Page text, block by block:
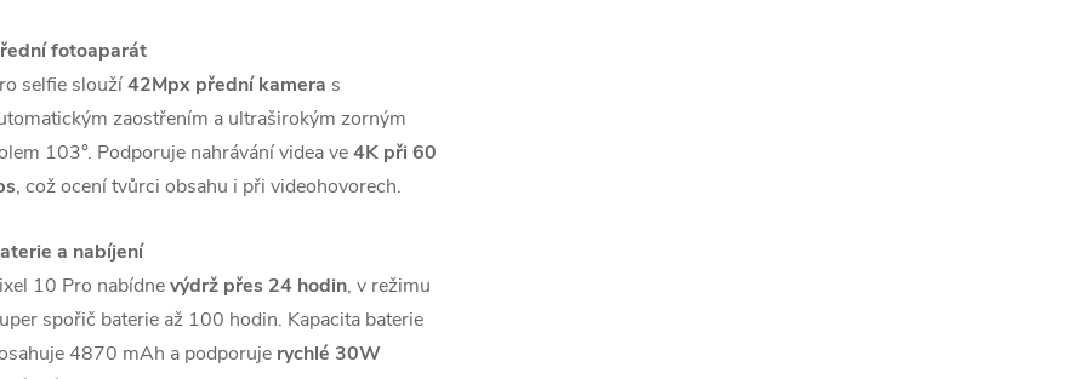
fotoaparát
selfie slouží42Mpx přední kamera s
zaostřením a ultraširokým zorným
103°. Podporuje nahrávání videa ve4K při 60
, což ocení tvůrci obsahu i při videohovorech.
a nabíjení
10 Pro nabídnevýdrž přes 24 hodin, v režimu
spořič baterie až 100 hodin. Kapacita baterie
4870 mAh a podporuje rychlé 30W